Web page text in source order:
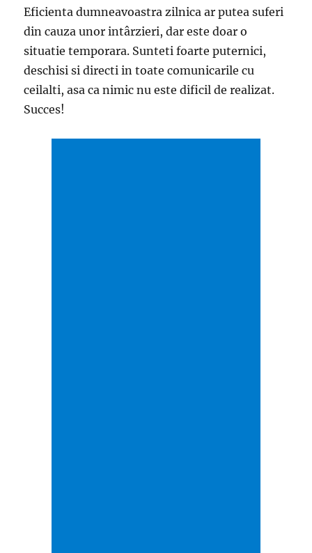
Eficienta dumneavoastra zilnica ar putea suferi
din cauza unor intârzieri, dar este doar o
situatie temporara. Sunteti foarte puternici,
deschisi si directi in toate comunicarile cu
ceilalti, asa ca nimic nu este dificil de realizat.
Succes!